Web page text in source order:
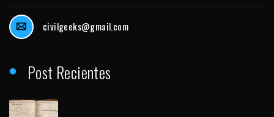
civilgeeks@gmail.com
Post Recientes